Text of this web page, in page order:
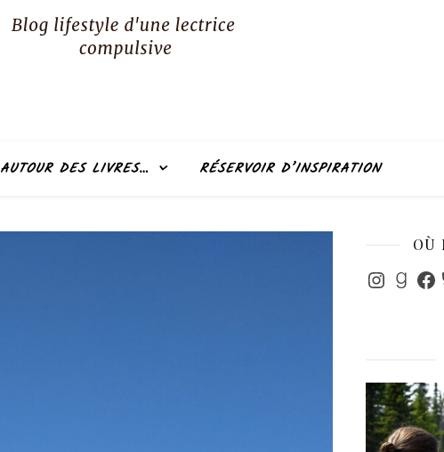
AUTOUR DES LIVRES… RÉSERVOIR D’INSPIRATION
OÙ
Instagram